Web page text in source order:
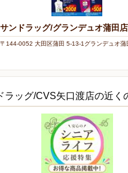
サンドラッグ/グランデュオ蒲田店
〒144-0052 大田区蒲田 5-13-1グランデュオ蒲
ラッグ/CVS矢口渡店の近く